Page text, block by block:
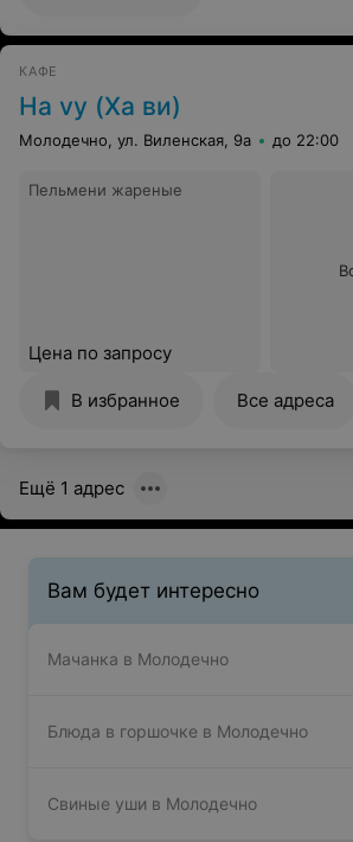
КАФЕ
Ha vy (Ха ви)
Молодечно, ул. Виленская, 9а до 22:00
Пельмени жареные
Цена по запросу
В избранное Все адреса
Ещё 1 адрес
Вам будет интересно
Мачанка в Молодечно
Блюда в горшочке в Молодечно
Свиные уши в Молодечно